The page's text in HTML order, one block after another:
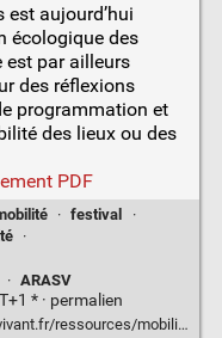
aujourd’hui
écologique des
est par ailleurs
des réflexions
programmation et
des lieux ou des
PDF
· festival
·
·
· ARASV
* · permalien
mobilite-eco-responsable/